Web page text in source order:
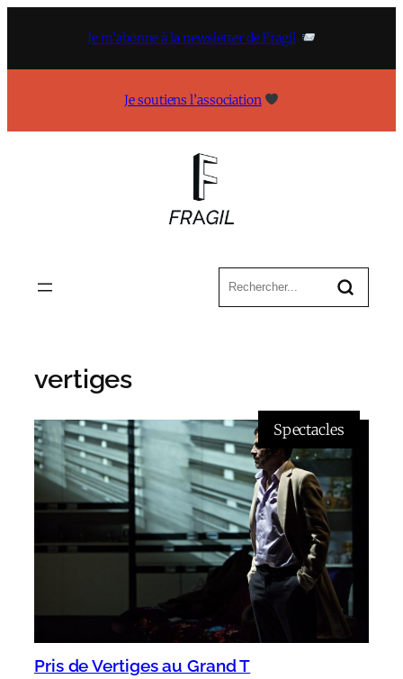
Je m’abonne à la newsletter de Fragil
Je soutiens l’association
vertiges
Spectacles
Pris de Vertiges au Grand T